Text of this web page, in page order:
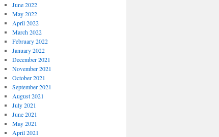
June 2022
May 2022
April 2022
March 2022
February 2022
January 2022
December 2021
November 2021
October 2021
September 2021
August 2021
July 2021
June 2021
May 2021
April 2021